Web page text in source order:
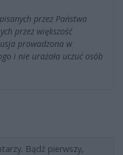
przez Państwa
przez większość
prowadzona w
i nie urażała uczuć osób
Bądź pierwszy,